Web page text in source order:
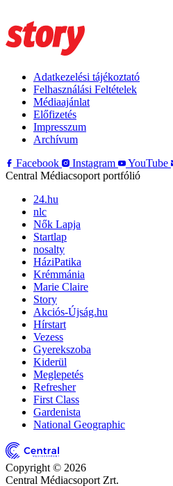
Adatkezelési tájékoztató
Felhasználási Feltételek
Médiaajánlat
Előfizetés
Impresszum
Archívum
Facebook
Instagram YouTube
Central Médiacsoport portfólió
24.hu
nlc
Nők Lapja
Startlap
nosalty
HáziPatika
Krémmánia
Marie Claire
Story
Akciós-Újság.hu
Hírstart
Vezess
Gyerekszoba
Kiderül
Meglepetés
Refresher
First Class
Gardenista
National Geographic
Copyright © 2026
Central Médiacsoport Zrt.